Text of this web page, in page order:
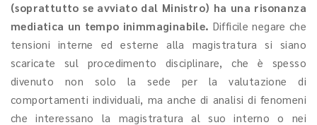
(soprattutto se avviato dal Ministro) ha una risonanza
mediatica un tempo inimmaginabile. Difficile negare che
tensioni interne ed esterne alla magistratura si siano
scaricate sul procedimento disciplinare, che è spesso
divenuto non solo la sede per la valutazione di
comportamenti individuali, ma anche di analisi di fenomeni
che interessano la magistratura al suo interno o nei